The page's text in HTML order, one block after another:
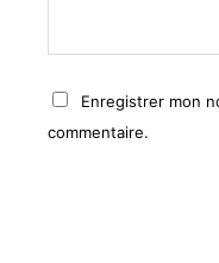
Enregistrer mon
commentaire.